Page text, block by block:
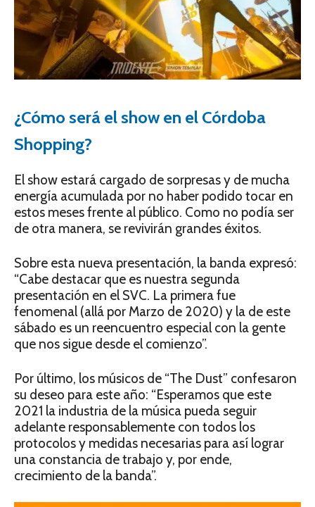
¿Cómo será el show en el Córdoba
Shopping?
El show estará cargado de sorpresas y de mucha
energía acumulada por no haber podido tocar en
estos meses frente al público. Como no podía ser
de otra manera, se revivirán grandes éxitos.
Sobre esta nueva presentación, la banda expresó:
“Cabe destacar que es nuestra segunda
presentación en el SVC. La primera fue
fenomenal (allá por Marzo de 2020) y la de este
sábado es un reencuentro especial con la gente
que nos sigue desde el comienzo”.
Por último, los músicos de “The Dust” confesaron
su deseo para este año: “Esperamos que este
2021 la industria de la música pueda seguir
adelante responsablemente con todos los
protocolos y medidas necesarias para así lograr
una constancia de trabajo y, por ende,
crecimiento de la banda”.